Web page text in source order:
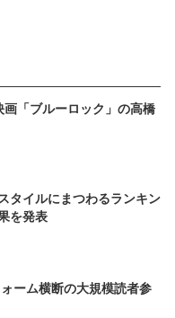
「ブルーロック」の高橋
タイルにまつわるランキン
を発表
ーム横断の大規模読者参